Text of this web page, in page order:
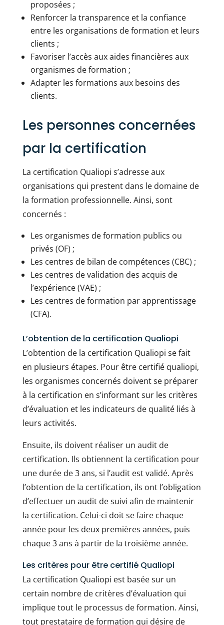
proposées ;
Renforcer la transparence et la confiance
entre les organisations de formation et leurs
clients ;
Favoriser l’accès aux aides financières aux
organismes de formation ;
Adapter les formations aux besoins des
clients.
Les personnes concernées
par la certification
La certification Qualiopi s’adresse aux
organisations qui prestent dans le domaine de
la formation professionnelle. Ainsi, sont
concernés :
Les organismes de formation publics ou
privés (OF) ;
Les centres de bilan de compétences (CBC) ;
Les centres de validation des acquis de
l’expérience (VAE) ;
Les centres de formation par apprentissage
(CFA).
L’obtention de la certification Qualiopi
L’obtention de la certification Qualiopi se fait
en plusieurs étapes. Pour être certifié qualiopi,
les organismes concernés doivent se préparer
à la certification en s’informant sur les critères
d’évaluation et les indicateurs de qualité liés à
leurs activités.
Ensuite, ils doivent réaliser un audit de
certification. Ils obtiennent la certification pour
une durée de 3 ans, si l’audit est validé. Après
l’obtention de la certification, ils ont l’obligation
d’effectuer un audit de suivi afin de maintenir
la certification. Celui-ci doit se faire chaque
année pour les deux premières années, puis
chaque 3 ans à partir de la troisième année.
Les critères pour être certifié Qualiopi
La certification Qualiopi est basée sur un
certain nombre de critères d’évaluation qui
implique tout le processus de formation. Ainsi,
tout prestataire de formation qui désire de